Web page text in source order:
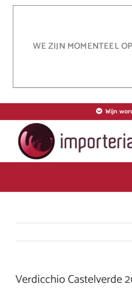
WE ZIJN MOMENTEEL
Wijn
Verdicchio Castelverde